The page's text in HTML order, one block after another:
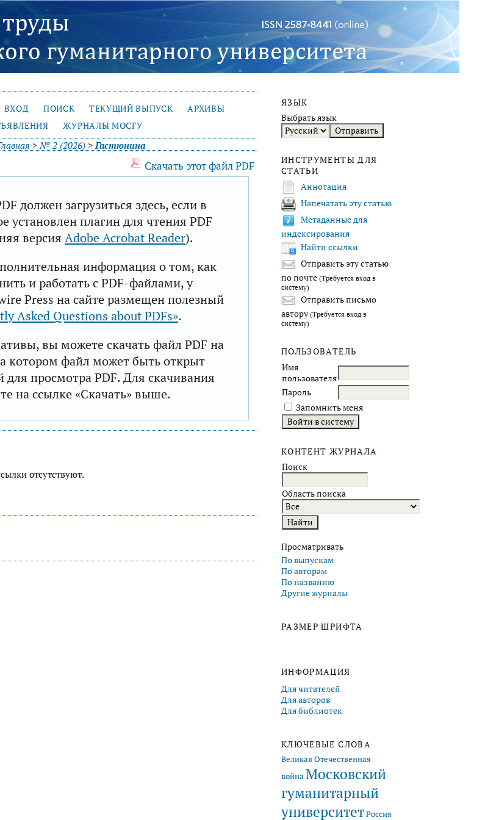
ЯЗЫК
Выбрать язык
ИНСТРУМЕНТЫ ДЛЯ
СТАТЬИ
Аннотация
Напечатать эту статью
Метаданные для
индексирования
Найти ссылки
Отправить эту статью
по почте (Требуется вход в
систему)
Отправить письмо
автору (Требуется вход в
систему)
ПОЛЬЗОВАТЕЛЬ
Имя
пользователя
Пароль
Запомнить меня
КОНТЕНТ ЖУРНАЛА
Поиск
Область поиска
Просматривать
По выпускам
По авторам
По названию
Другие журналы
РАЗМЕР ШРИФТА
ИНФОРМАЦИЯ
Для читателей
Для авторов
Для библиотек
КЛЮЧЕВЫЕ СЛОВА
Великая Отечественная
войнаМосковский
гуманитарный
университетРоссия
ВХОД ПОИСК ТЕКУЩИЙ ВЫПУСК
АРХИВЫ
ЖУРНАЛЫ МОСГУ
>№ 2 (2026) >Гастюнина
Скачать этот файл PDF
должен загрузиться здесь, если в
установлен плагин для чтения PDF
версия Adobe Acrobat Reader).
информация о том, как
и работать с PDF-файлами, у
Press на сайте размещен полезный
Asked Questions about PDFs».
вы можете скачать файл PDF на
котором файл может быть открыт
просмотра PDF. Для скачивания
на ссылке «Скачать» выше.
отсутствуют.